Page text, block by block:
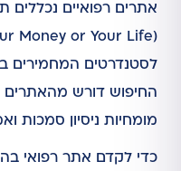
לסטנדרטים המחמירים
מומחיות ניסיון סמכות
כדי לקדם אתר רפואי